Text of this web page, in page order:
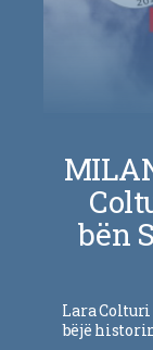
bën
Lara Colturi
bëjë